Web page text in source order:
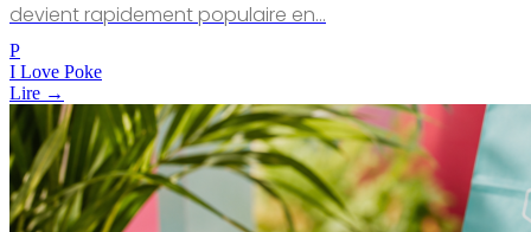
devient rapidement populaire en…
P
I Love Poke
Lire →